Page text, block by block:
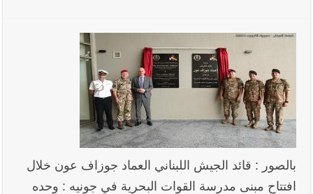
بالصور : قائد الجيش اللبناني العماد جوزاف عون خلال
افتتاح مبنى مدرسة القوات البحرية في جونيه : وحده